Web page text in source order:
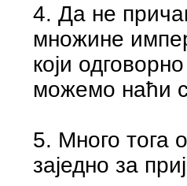
4. Да не
множине
који
можемо наћи
5. Много тога
заједно за